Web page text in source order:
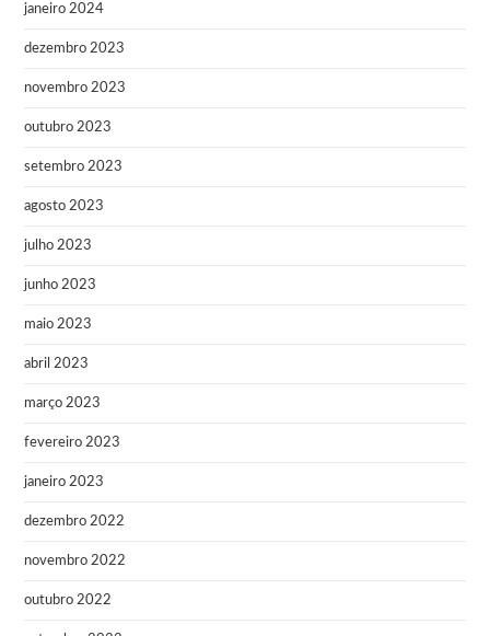
janeiro 2024
dezembro 2023
novembro 2023
outubro 2023
setembro 2023
agosto 2023
julho 2023
junho 2023
maio 2023
abril 2023
março 2023
fevereiro 2023
janeiro 2023
dezembro 2022
novembro 2022
outubro 2022